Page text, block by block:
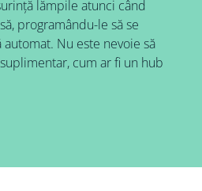
lămpile atunci când
programându-le să se
Nu este nevoie să
cum ar fi un hub